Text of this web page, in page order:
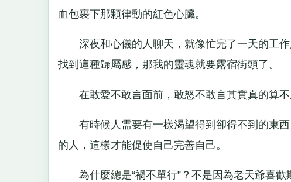
血包裹下那顆律動的紅色心臟。
深夜和心儀的人聊天，就像忙完了一天的工作
找到這種歸屬感，那我的靈魂就要露宿街頭了。
在敢愛不敢言面前，敢怒不敢言其實真的算不
有時候人需要有一樣渴望得到卻得不到的東西
的人，這樣才能促使自己完善自己。
為什麼總是“禍不單行”？不是因為老天爺喜歡